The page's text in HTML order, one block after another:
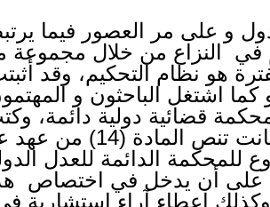
و على مر العصور فيما
النزاع من خلال مجموعة
هو نظام التحكيم، وقد
اشتغل الباحثون و
قضائية دولية دائمة،
السلام سنة 1919،
الدائمة للعدل
على أن يدخل في اختصاص
وكذلك إعطاء آراء